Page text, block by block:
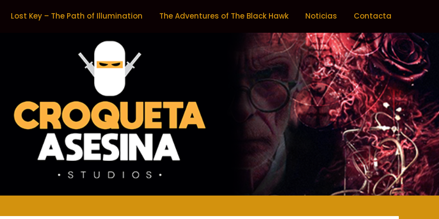
Lost Key – The Path of Illumination The Adventures of The Black Hawk Noticias Contacta